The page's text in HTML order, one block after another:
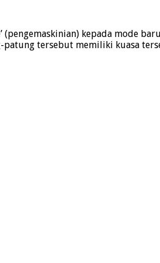
(pengemaskinian) kepada mode
patung tersebut memiliki kuasa